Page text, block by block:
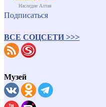
Наследие Алтая
Подписаться
ВСЕ СОЦСЕТИ >>>
Музей